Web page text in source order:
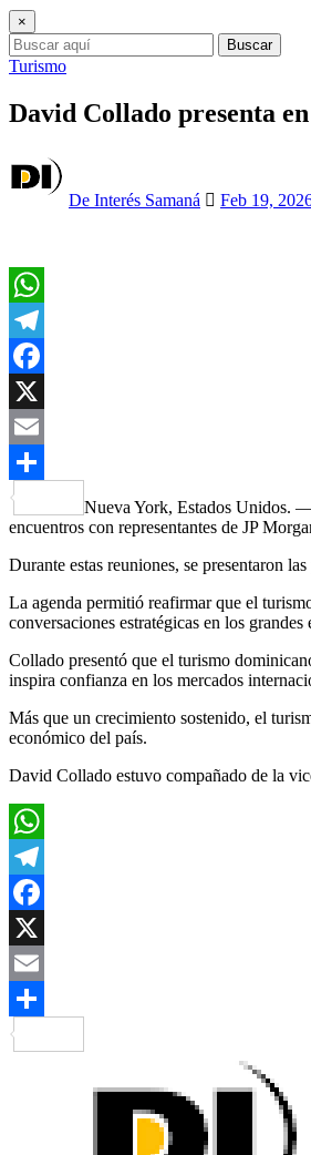
×
Buscar
Turismo
David Collado presenta
De Interés Samaná Feb 19,
WhatsApp
Telegram
Facebook
X
Email
Compartir
Nueva York, Estados Unidos.
encuentros con representantes de JP
Durante estas reuniones, se presentaron
La agenda permitió reafirmar que el
conversaciones estratégicas en los
Collado presentó que el turismo
inspira confianza en los mercados
Más que un crecimiento sostenido, el
económico del país.
David Collado estuvo compañado de la
WhatsApp
Telegram
Facebook
X
Email